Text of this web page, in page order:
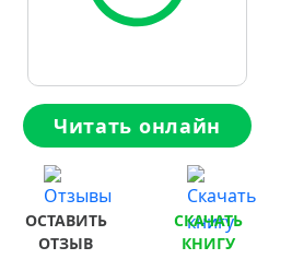
Читать онлайн
ОСТАВИТЬ
ОТЗЫВ
СКАЧАТЬ
КНИГУ